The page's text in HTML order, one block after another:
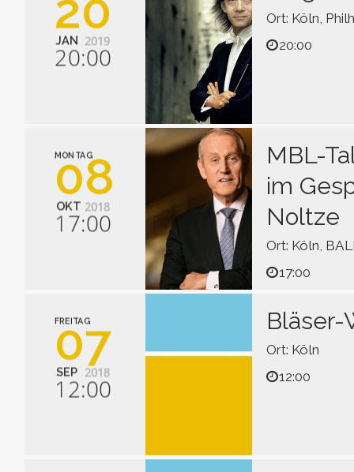
JAN 2019
20:00
Ort: Köln,
20:00
Hector Berlioz
Harold in
Shunske Sato,
Concerto Köln
Kent Nagano,
MONTAG
08
OKT 2018
17:00
MBL-
im
Noltze
Ort: Köln,
17:00
langjährige
findet.
FREITAG
07
SEP 2018
12:00
Bläser-
Ort: Köln
12:00